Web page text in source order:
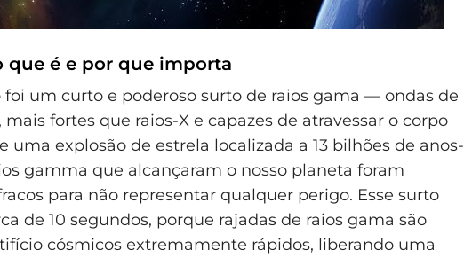
que é e por que importa
foi um curto e poderoso surto de raios gama — ondas de
fortes que raios-X e capazes de atravessar o corpo
uma explosão de estrela localizada a 13 bilhões de anos-
gamma que alcançaram o nosso planeta foram
para não representar qualquer perigo. Esse surto
de 10 segundos, porque rajadas de raios gama são
cósmicos extremamente rápidos, liberando uma